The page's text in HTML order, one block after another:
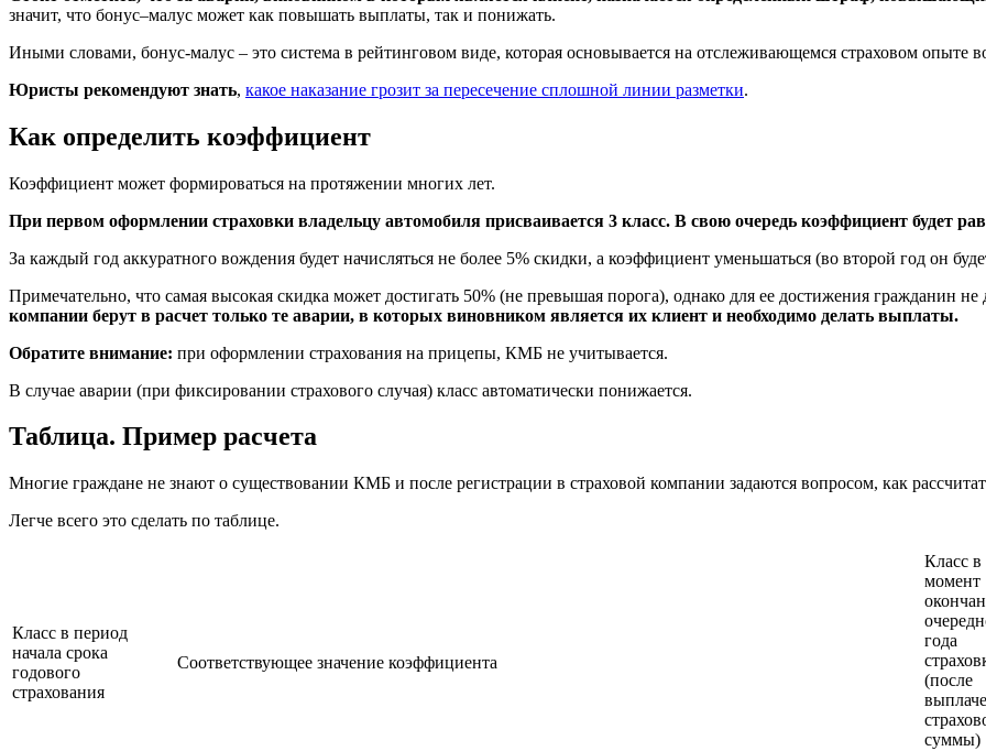
значит, что бонус–малус может как повышать выплаты, так и понижать.
Иными словами, бонус-малус – это система в рейтинговом виде, которая основывается на отслеживающемся страховом опыте
Юристы рекомендуют знать, какое наказание грозит за пересечение сплошной линии разметки.
Как определить коэффициент
Коэффициент может формироваться на протяжении многих лет.
При первом оформлении страховки владельцу автомобиля присваивается 3 класс. В свою очередь коэффициент будет
За каждый год аккуратного вождения будет начисляться не более 5% скидки, а коэффициент уменьшаться (во второй год он
Примечательно, что самая высокая скидка может достигать 50% (не превышая порога), однако для ее достижения гражданин
компании берут в расчет только те аварии, в которых виновником является их клиент и необходимо делать выплаты.
Обратите внимание: при оформлении страхования на прицепы, КМБ не учитывается.
В случае аварии (при фиксировании страхового случая) класс автоматически понижается.
Таблица. Пример расчета
Многие граждане не знают о существовании КМБ и после регистрации в страховой компании задаются вопросом, как
Легче всего это сделать по таблице.
Класс в период
начала срока
годового
страхования
Соответствующее значение коэффициента
Класс в
момент
года
(после
суммы)